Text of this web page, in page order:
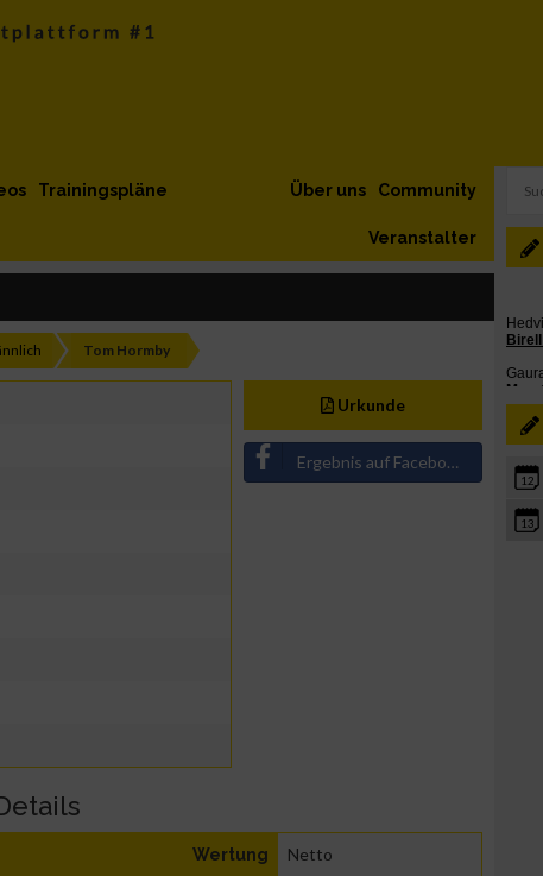
Trainingspläne Community
Über uns
Veranstalter
Tom Hormby
Urkunde
Ergebnis auf Facebook teilen
Wertung Netto
12
13